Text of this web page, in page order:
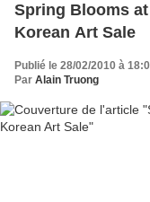
Spring Blooms
Korean Art Sale
Publié le 28/02/2010 à
Par Alain Truong